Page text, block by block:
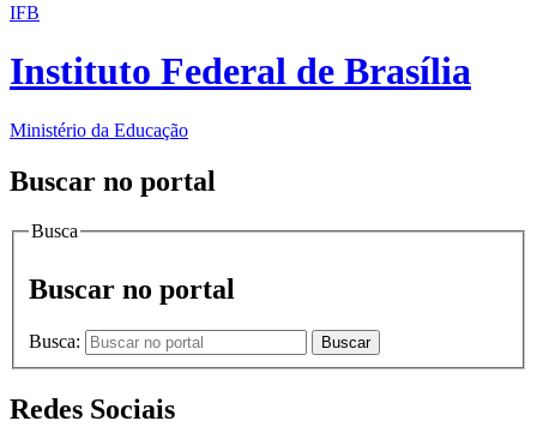
IFB
Instituto Federal de Brasília
Ministério da Educação
Buscar no portal
Busca
Buscar no portal
Busca: Buscar
Redes Sociais